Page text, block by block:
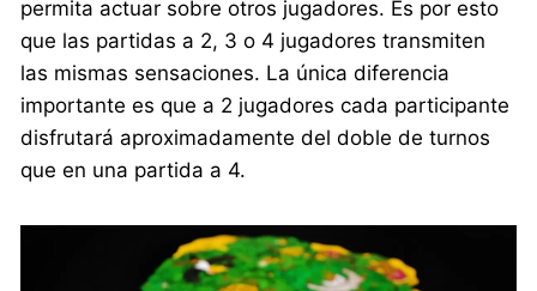
permita actuar sobre otros jugadores. Es por esto
que las partidas a 2, 3 o 4 jugadores transmiten
las mismas sensaciones. La única diferencia
importante es que a 2 jugadores cada participante
disfrutará aproximadamente del doble de turnos
que en una partida a 4.